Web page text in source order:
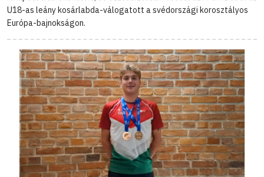
U18-as leány kosárlabda-válogatott a svédországi korosztályos
Európa-bajnokságon.